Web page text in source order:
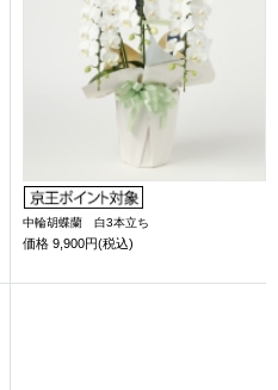
中輪胡蝶蘭 白3本立ち
価格 9,900円(税込)